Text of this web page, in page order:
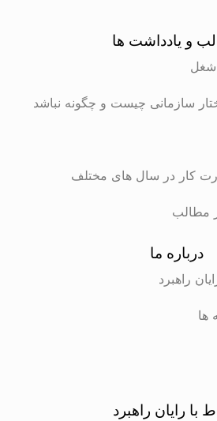
و یادداشت ها
شغل
سازمانی چیست و چگونه نباشد
کار در سال های مختلف
مطالب
درباره ما
راهبرد
ها
با رایان راهبرد